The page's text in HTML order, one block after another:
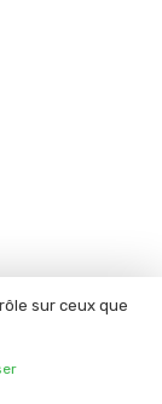
sur ceux que